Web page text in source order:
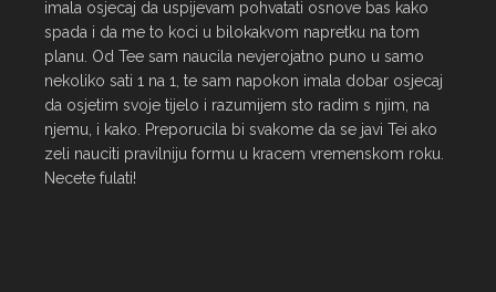
imala osjecaj da uspijevam pohvatati osnove bas kako
spada i da me to koci u bilokakvom napretku na tom
planu. Od Tee sam naucila nevjerojatno puno u samo
nekoliko sati 1 na 1, te sam napokon imala dobar osjecaj
da osjetim svoje tijelo i razumijem sto radim s njim, na
njemu, i kako. Preporucila bi svakome da se javi Tei ako
zeli nauciti pravilniju formu u kracem vremenskom roku.
Necete fulati!